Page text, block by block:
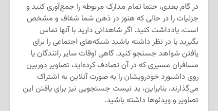
در گام بعدی، حتما تمام مدارک مربوطه را جمع‌آوری کنید و
جزئیات را در حالی که هنوز در ذهن شما شفاف و مشخص
است، یادداشت کنید. اگر شاهدانی دارید با آنها تماس
بگیرید یا در نظر داشته باشید شبکه‌های اجتماعی را برای
یافتن شواهد جستجو کنید. گاهی اوقات سایر رانندگان یا
مسافران مسیری که در آن تصادف کرده‌اید، تصاویر دوربین
روی داشبورد خودرویشان را به صورت آنلاین به اشتراک
می‌گذارند، بنابراین، بد نیست جستجویی نیز برای یافتن این
تصاویر و ویدئوها داشته باشید.